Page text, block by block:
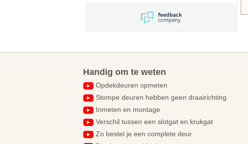
Handig om te weten
Opdekdeuren opmeten
Stompe deuren hebben geen draairichting
Inmeten en montage
Verschil tussen een slotgat en krukgat
Zo bestel je een complete deur